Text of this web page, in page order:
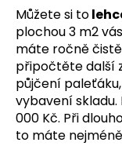
Můžete si to
plochou 3 m2
máte ročně
připočtěte další
půjčení
vybavení
000 Kč. Při
to máte nejméně